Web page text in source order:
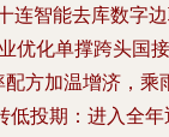
智能去库数字
优化单撑跨头
方加温增济，
投期：进入全